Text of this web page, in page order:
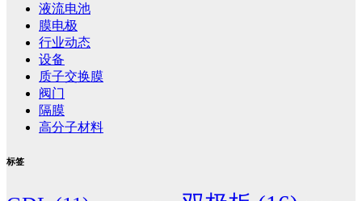
液流电池
膜电极
行业动态
设备
质子交换膜
阀门
隔膜
高分子材料
标签